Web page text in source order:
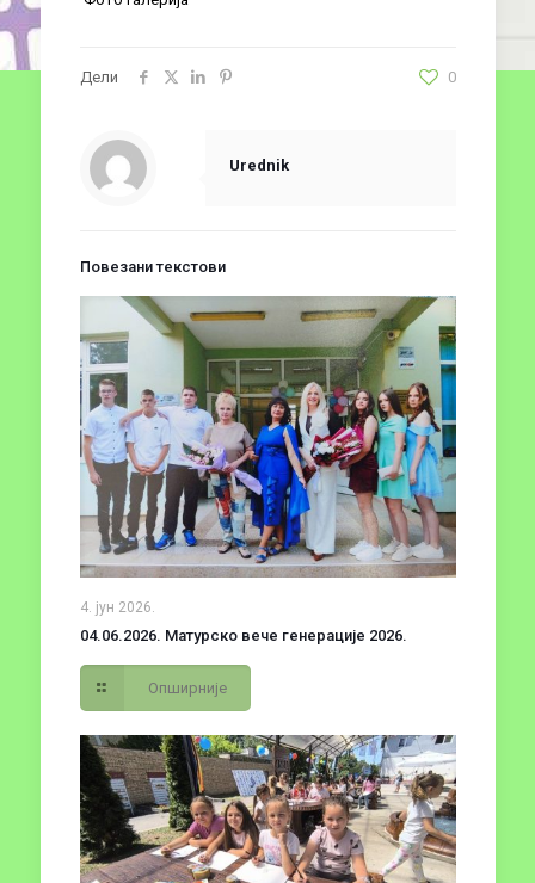
Дели 0
Urednik
Повезани текстови
4. јун 2026.
04.06.2026. Матурско вече генерације 2026.
Опширније